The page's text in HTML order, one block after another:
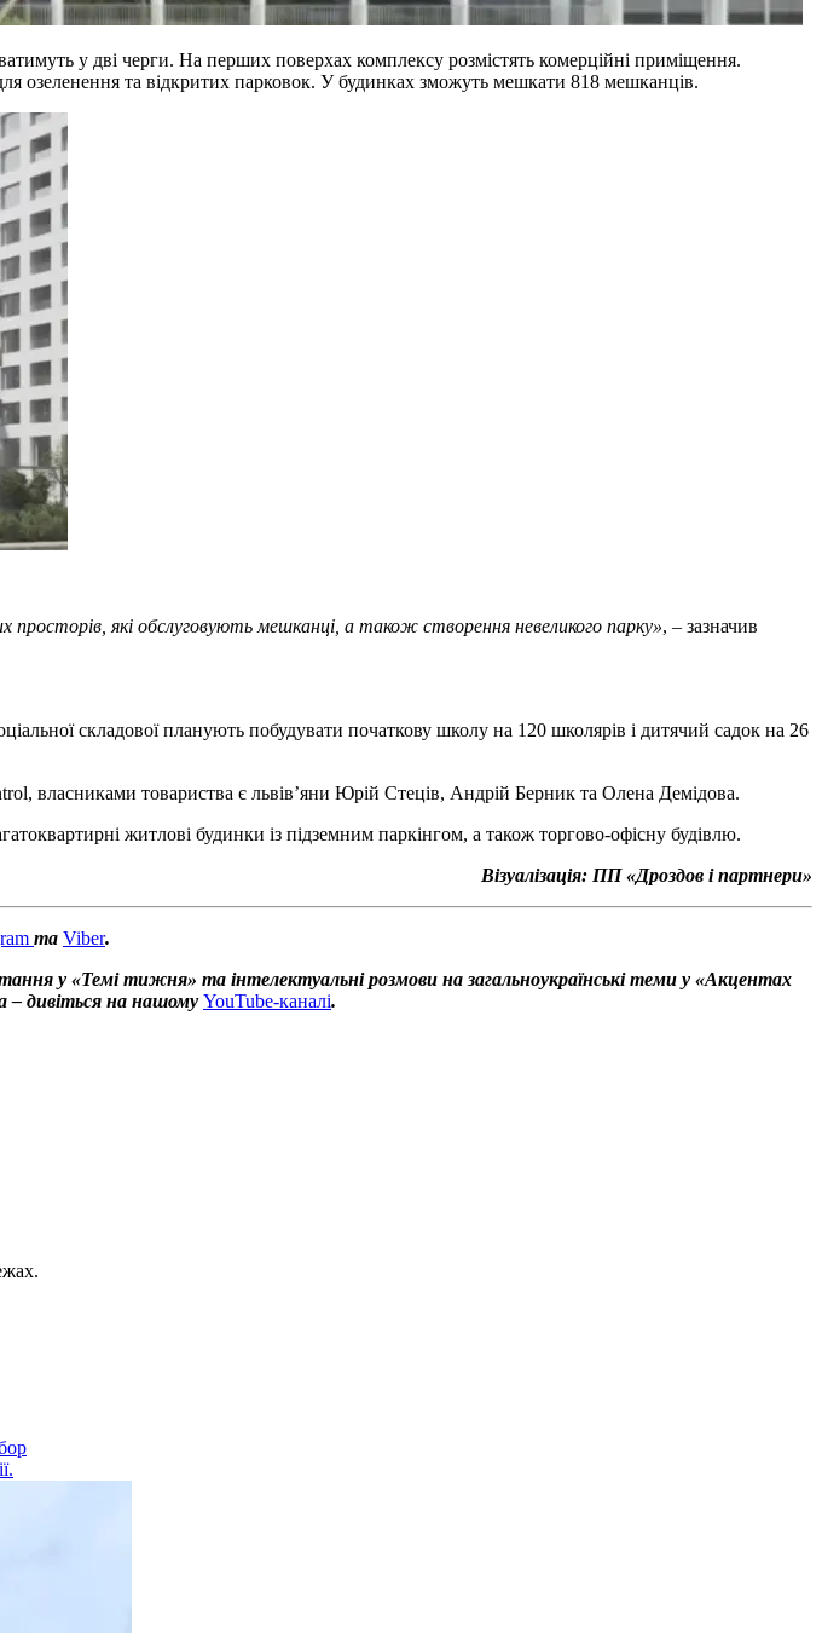
у дві черги. На перших поверхах комплексу розмістять комерційні приміщення.
озеленення та відкритих парковок. У будинках зможуть мешкати 818 мешканців.
які обслуговують мешканці, а також створення невеликого парку», – зазначив
складової планують побудувати початкову школу на 120 школярів і дитячий садок на 26
товариства є львів’яни Юрій Стеців, Андрій Берник та Олена Демідова.
житлові будинки із підземним паркінгом, а також торгово-офісну будівлю.
Візуалізація: ПП «Дроздов і партнери»
та Viber.
у «Темі тижня» та інтелектуальні розмови на загальноукраїнські теми у «Акцентах
– дивіться на нашому YouTube-каналі.